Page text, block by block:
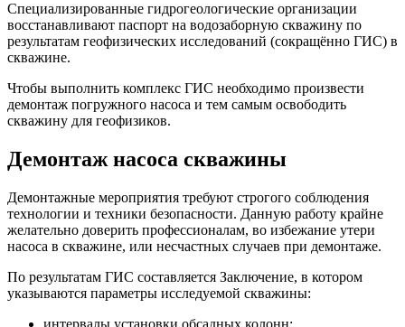
Специализированные гидрогеологические организации
восстанавливают паспорт на водозаборную скважину по
результатам геофизических исследований (сокращённо ГИС) в
скважине.
Чтобы выполнить комплекс ГИС необходимо произвести
демонтаж погружного насоса и тем самым освободить
скважину для геофизиков.
Демонтаж насоса скважины
Демонтажные мероприятия требуют строгого соблюдения
технологии и техники безопасности. Данную работу крайне
желательно доверить профессионалам, во избежание утери
насоса в скважине, или несчастных случаев при демонтаже.
По результатам ГИС составляется Заключение, в котором
указываются параметры исследуемой скважины: